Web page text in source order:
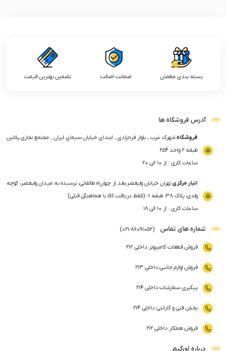
بسته بندی مطمئن ضمانت اصالت تضمین بهترین قیمت
آدرس فروشگاه ها
فروشگاهشهرک غرب , بلوار فرحزادی , ابتدای خیابان سیمای ایران , مجتمع تجاری پلاتین
طبقه ۲ واحد ۲۵۴
ساعات کاری : از ۱۰ الی ۲۰
انبار مرکزیتهران خیابان ولیعصر،بعد از چهارراه طالقانی، نرسیده به میدان ولیعصر، کوچه
ولدی، پلاک ۳۸، طبقه ۱- (فقط دریافت کالا با هماهنگی قبلی)
ساعات کاری : از ۱۰ الی ۱۸
شماره های تماس (
021-86091052
)
فروش قطعات کامپیوتر :داخلی ۲۱۲
فروش لوازم جانبی:داخلی ۲۱۳
پیگیری سفارشات:داخلی ۲۱۴
بخش فنی و گارانتی:داخلی ۲۱۴
فروش همکار :داخلی ۲۱۲
درباره اورگیم